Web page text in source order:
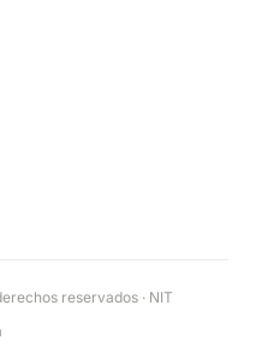
reservados · NIT